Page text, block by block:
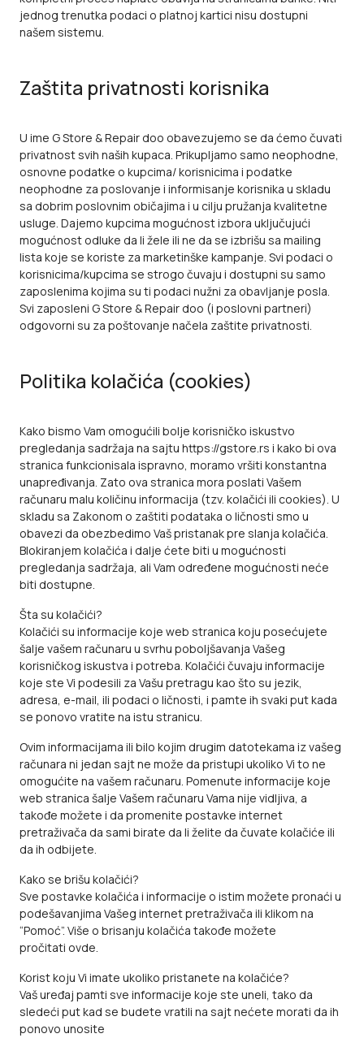
jednog trenutka podaci o platnoj kartici nisu dostupni
našem sistemu.
Zaštita privatnosti korisnika
U ime G Store & Repair doo obavezujemo se da ćemo čuvati
privatnost svih naših kupaca. Prikupljamo samo neophodne,
osnovne podatke o kupcima/ korisnicima i podatke
neophodne za poslovanje i informisanje korisnika u skladu
sa dobrim poslovnim običajima i u cilju pružanja kvalitetne
usluge. Dajemo kupcima mogućnost izbora uključujući
mogućnost odluke da li žele ili ne da se izbrišu sa mailing
lista koje se koriste za marketinške kampanje. Svi podaci o
korisnicima/kupcima se strogo čuvaju i dostupni su samo
zaposlenima kojima su ti podaci nužni za obavljanje posla.
Svi zaposleni G Store & Repair doo (i poslovni partneri)
odgovorni su za poštovanje načela zaštite privatnosti.
Politika kolačića (cookies)
Kako bismo Vam omogućili bolje korisničko iskustvo
pregledanja sadržaja na sajtu https://gstore.rs i kako bi ova
stranica funkcionisala ispravno, moramo vršiti konstantna
unapređivanja. Zato ova stranica mora poslati Vašem
računaru malu količinu informacija (tzv. kolačići ili cookies). U
skladu sa Zakonom o zaštiti podataka o ličnosti smo u
obavezi da obezbedimo Vaš pristanak pre slanja kolačića.
Blokiranjem kolačića i dalje ćete biti u mogućnosti
pregledanja sadržaja, ali Vam određene mogućnosti neće
biti dostupne.
Šta su kolačići?
Kolačići su informacije koje web stranica koju posećujete
šalje vašem računaru u svrhu poboljšavanja Vašeg
korisničkog iskustva i potreba. Kolačići čuvaju informacije
koje ste Vi podesili za Vašu pretragu kao što su jezik,
adresa, e-mail, ili podaci o ličnosti, i pamte ih svaki put kada
se ponovo vratite na istu stranicu.
Ovim informacijama ili bilo kojim drugim datotekama iz vašeg
računara ni jedan sajt ne može da pristupi ukoliko Vi to ne
omogućite na vašem računaru. Pomenute informacije koje
web stranica šalje Vašem računaru Vama nije vidljiva, a
takođe možete i da promenite postavke internet
pretraživača da sami birate da li želite da čuvate kolačiće ili
da ih odbijete.
Kako se brišu kolačići?
Sve postavke kolačića i informacije o istim možete pronaći u
podešavanjima Vašeg internet pretraživača ili klikom na
“Pomoć”. Više o brisanju kolačića takođe možete
pročitati ovde.
Korist koju Vi imate ukoliko pristanete na kolačiće?
Vaš uređaj pamti sve informacije koje ste uneli, tako da
sledeći put kad se budete vratili na sajt nećete morati da ih
ponovo unosite